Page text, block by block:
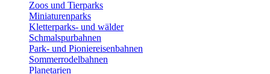
Zoos und Tierparks
Miniaturenparks
Kletterparks- und wälder
Schmalspurbahnen
Park- und Pioniereisenbahnen
Sommerrodelbahnen
Planetarien